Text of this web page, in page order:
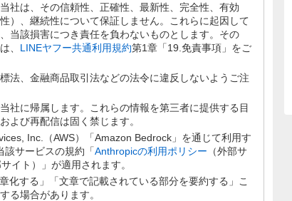
社は、その信頼性、正確性、最新性、完全性、有効
）、継続性について保証しません。これらに起因して
当該損害につき責任を負わないものとします。その
、 LINEヤフー共通利用規約第1章「19.免責事項」をご
法、金融商品取引法などの法令に違反しないようご注
社に帰属します。これらの情報を第三者に提供する目
よび再配信は固く禁じます。
Inc.（AWS）「Amazon Bedrock」を通じて利用す
該サービスの規約「Anthropicの利用ポリシー （外部サ
サイト）」が適用されます。
化する」「文章で記載されている部分を要約する」こ
る場合があります。